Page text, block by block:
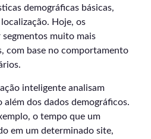
demográficas básicas,
Hoje, os
muito mais
com base no comportamento
inteligente analisam
dos dados demográficos.
o tempo que um
em um determinado site,